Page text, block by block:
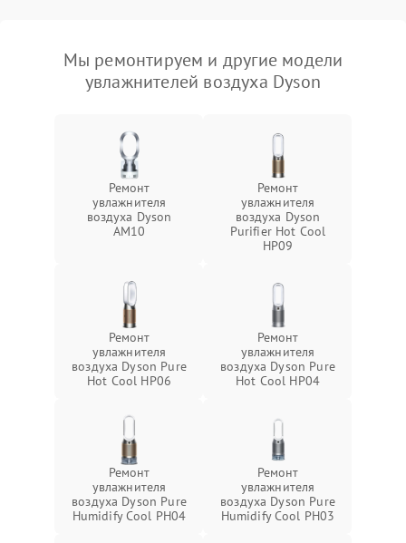
Мы ремонтируем и другие модели
увлажнителей воздуха Dyson
Ремонт
увлажнителя
воздуха Dyson
AM10
Ремонт
увлажнителя
воздуха Dyson
Purifier Hot Cool
HP09
Ремонт
увлажнителя
воздуха Dyson Pure
Hot Cool HP06
Ремонт
увлажнителя
воздуха Dyson Pure
Hot Cool HP04
Ремонт
увлажнителя
воздуха Dyson Pure
Humidify Cool PH04
Ремонт
увлажнителя
воздуха Dyson Pure
Humidify Cool PH03